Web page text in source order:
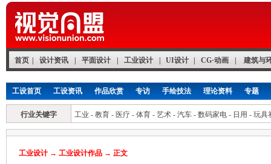
首页 设计资讯 平面设计 工业设计 UI设计 CG·动画 建筑与
工设首页 工设资讯 作品欣赏 专访 手绘技法 理论资料 专题
行业关键字 工业 - 教育 - 医疗 - 体育 - 艺术 - 汽车 - 数码家电 - 日用 - 玩具
工业设计 → 工业设计作品 → 正文